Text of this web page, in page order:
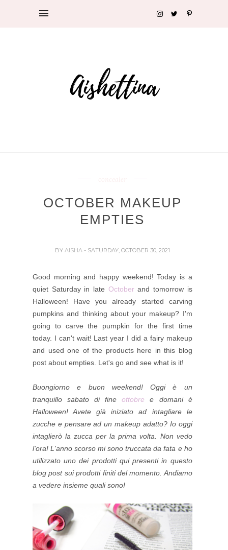
OCTOBER MAKEUP
EMPTIES
BY AISHA - SATURDAY, OCTOBER 30, 2021
Good morning and happy weekend! Today is a
quiet Saturday in late Octoberand tomorrow is
Halloween! Have you already started carving
pumpkins and thinking about your makeup? I'm
going to carve the pumpkin for the first time
today. I can't wait! Last year I did a fairy makeup
and used one of the products here in this blog
post about empties. Let's go and see what is it!
Buongiorno e buon weekend! Oggi è un
tranquillo sabato di fineottobre e domani è
Halloween! Avete già iniziato ad intagliare le
zucche e pensare ad un makeup adatto? Io oggi
intaglierò la zucca per la prima volta. Non vedo
l'ora! L'anno scorso mi sono truccata da fata e ho
utilizzato uno dei prodotti qui presenti in questo
blog post sui prodotti finiti del momento. Andiamo
a vedere insieme quali sono!